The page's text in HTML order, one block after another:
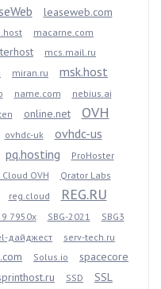
leaseweb.com
macarne.com
mcs.mail.ru
miran.ru
msk.host
name.com nebius.ai
online.net OVH
ovhdc-uk ovhdc-us
pq.hosting
ProHoster
OVH Qrator Labs
reg.cloud REG.RU
9 7950x SBG-2021 SBG3
дайджест
serv-tech.ru
Solus.io spacecore
SSD SSL